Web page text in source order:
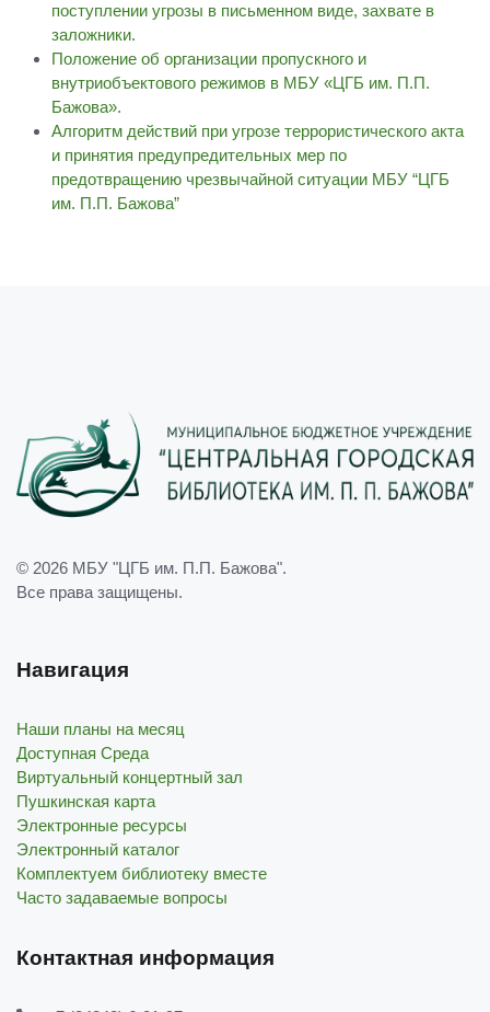
поступлении угрозы в письменном виде, захвате в
заложники.
Положение об организации пропускного и
внутриобъектового режимов в МБУ «ЦГБ им. П.П.
Бажова».
Алгоритм действий при угрозе террористического акта
и принятия предупредительных мер по
предотвращению чрезвычайной ситуации МБУ “ЦГБ
им. П.П. Бажова”
© 2026 МБУ "ЦГБ им. П.П. Бажова".
Все права защищены.
Навигация
Наши планы на месяц
Доступная Среда
Виртуальный концертный зал
Пушкинская карта
Электронные ресурсы
Электронный каталог
Комплектуем библиотеку вместе
Часто задаваемые вопросы
Контактная информация